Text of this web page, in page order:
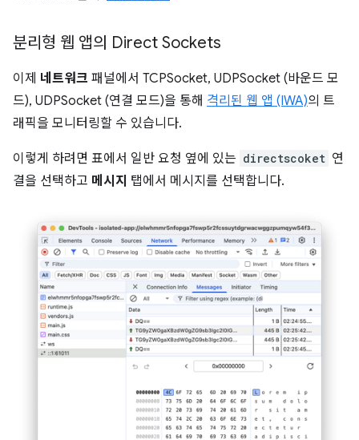
분리형 웹 앱의 Direct Sockets
이제 네트워크 패널에서 TCPSocket, UDPSocket (바운드 모
드), UDPSocket (연결 모드)을 통해 격리된 웹 앱 (IWA)의 트
래픽을 모니터링할 수 있습니다.
이렇게 하려면 표에서 일반 요청 옆에 있는 directscoket 연
결을 선택하고 메시지 탭에서 메시지를 선택합니다.